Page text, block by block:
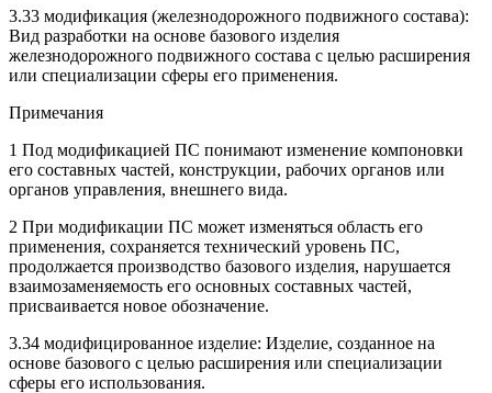
3.33 модификация (железнодорожного подвижного состава):
Вид разработки на основе базового изделия
железнодорожного подвижного состава с целью расширения
или специализации сферы его применения.
Примечания
1 Под модификацией ПС понимают изменение компоновки
его составных частей, конструкции, рабочих органов или
органов управления, внешнего вида.
2 При модификации ПС может изменяться область его
применения, сохраняется технический уровень ПС,
продолжается производство базового изделия, нарушается
взаимозаменяемость его основных составных частей,
присваивается новое обозначение.
3.34 модифицированное изделие: Изделие, созданное на
основе базового с целью расширения или специализации
сферы его использования.